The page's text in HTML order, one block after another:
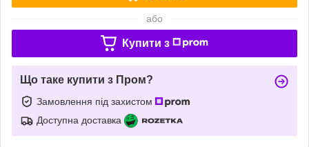
або
Купити з
Що таке купити з Пром?
Замовлення під захистом
Доступна доставка